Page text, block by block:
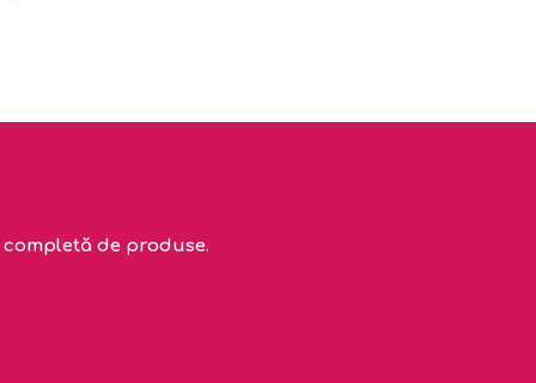
de produse.